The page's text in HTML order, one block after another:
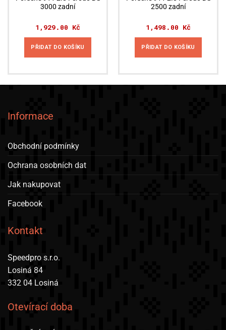
3000 zadní
1,929.00 Kč
PŘIDAT DO KOŠÍKU
2500 zadní
1,498.00 Kč
PŘIDAT DO KOŠÍKU
Informace
Obchodní podmínky
Ochrana osobních dat
Jak nakupovat
Facebook
Kontakt
Speedpro s.r.o.
Losiná 84
332 04 Losiná
Otevírací doba